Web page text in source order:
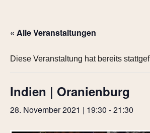
« Alle Veranstaltungen
Diese Veranstaltung hat bereits
Indien | Oranienburg
28. November 2021 | 19:30 -21:30